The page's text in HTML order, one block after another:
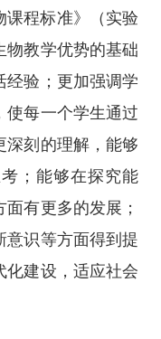
课程标准》（实验
物教学优势的基础
经验；更加强调学
使每一个学生通过
深刻的理解，能够
；能够在探究能
有更多的发展；
意识等方面得到提
化建设，适应社会